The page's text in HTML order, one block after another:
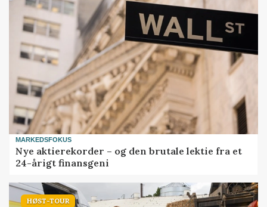
MARKEDSFOKUS
Nye aktierekorder – og den brutale lektie fra et
24-årigt finansgeni
HØST-TOUR